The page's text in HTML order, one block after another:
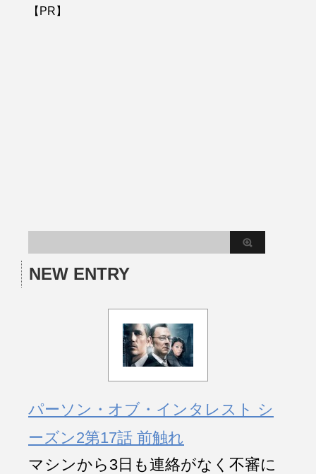
【PR】
NEW ENTRY
パーソン・オブ・インタレスト シ
ーズン2第17話 前触れ
マシンから3日も連絡がなく不審に